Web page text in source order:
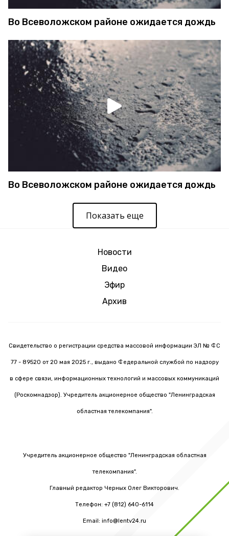
Во Всеволожском районе ожидается дождь
Во Всеволожском районе ожидается дождь
Показать еще
Новости
Видео
Эфир
Архив
Свидетельство о регистрации средства массовой информации ЭЛ № ФС
77 - 89520 от 20 мая 2025 г., выдано Федеральной службой по надзору
в сфере связи, информационных технологий и массовых коммуникаций
(Роскомнадзор). Учредитель акционерное общество "Ленинградская
областная телекомпания".
Учредитель акционерное общество "Ленинградская областная
телекомпания".
Главный редактор Черных Олег Викторович.
Телефон: +7 (812) 640-6114
Email: info@lentv24.ru